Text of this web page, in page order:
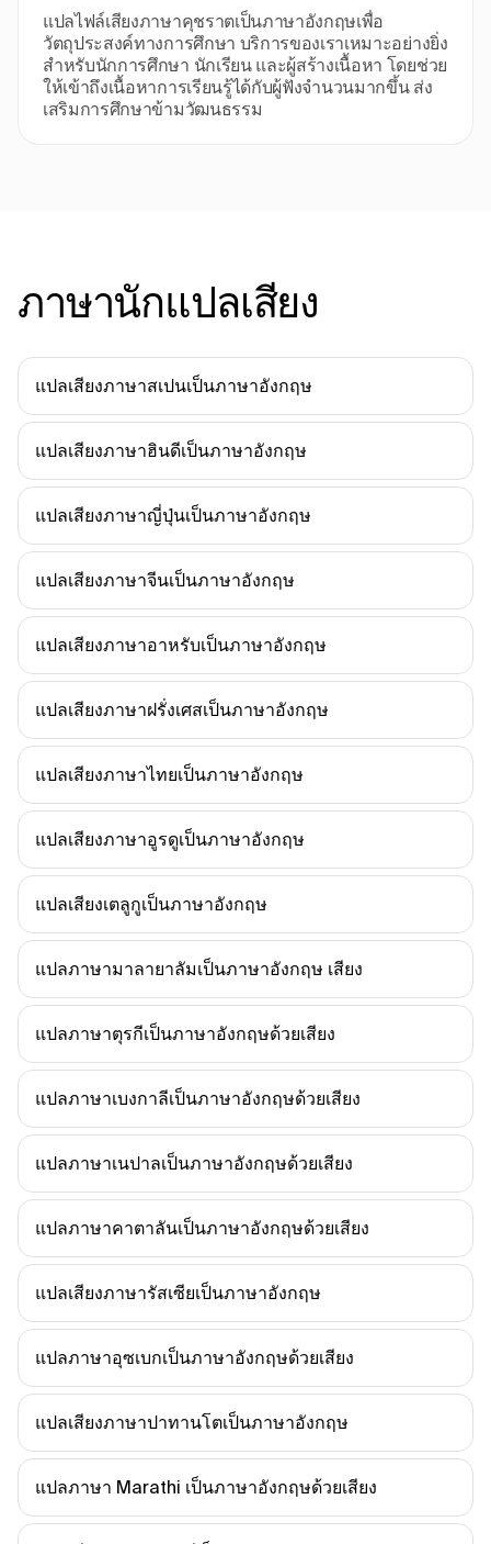
แปลไฟล์เสียงภาษาคุชราตเป็นภาษาอังกฤษเพื่อ
วัตถุประสงค์ทางการศึกษา บริการของเราเหมาะอย่างยิ่ง
สำหรับนักการศึกษา นักเรียน และผู้สร้างเนื้อหา โดยช่วย
ให้เข้าถึงเนื้อหาการเรียนรู้ได้กับผู้ฟังจำนวนมากขึ้น ส่ง
เสริมการศึกษาข้ามวัฒนธรรม
ภาษานักแปลเสียง
แปลเสียงภาษาสเปนเป็นภาษาอังกฤษ
แปลเสียงภาษาฮินดีเป็นภาษาอังกฤษ
แปลเสียงภาษาญี่ปุ่นเป็นภาษาอังกฤษ
แปลเสียงภาษาจีนเป็นภาษาอังกฤษ
แปลเสียงภาษาอาหรับเป็นภาษาอังกฤษ
แปลเสียงภาษาฝรั่งเศสเป็นภาษาอังกฤษ
แปลเสียงภาษาไทยเป็นภาษาอังกฤษ
แปลเสียงภาษาอูรดูเป็นภาษาอังกฤษ
แปลเสียงเตลูกูเป็นภาษาอังกฤษ
แปลภาษามาลายาลัมเป็นภาษาอังกฤษ เสียง
แปลภาษาตุรกีเป็นภาษาอังกฤษด้วยเสียง
แปลภาษาเบงกาลีเป็นภาษาอังกฤษด้วยเสียง
แปลภาษาเนปาลเป็นภาษาอังกฤษด้วยเสียง
แปลภาษาคาตาลันเป็นภาษาอังกฤษด้วยเสียง
แปลเสียงภาษารัสเซียเป็นภาษาอังกฤษ
แปลภาษาอุซเบกเป็นภาษาอังกฤษด้วยเสียง
แปลเสียงภาษาปาทานโตเป็นภาษาอังกฤษ
แปลภาษา Marathi เป็นภาษาอังกฤษด้วยเสียง